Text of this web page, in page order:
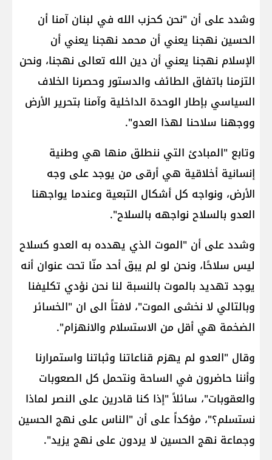
وشدد على أن "نحن كحزب الله في ​لبنان​ آمنا أن
الحسين نهجنا يعني أن ​محمد​ نهجنا يعني أن
الإسلام نهجنا يعني أن دين الله تعالى نهجنا، ونحن
التزمنا باتفاق الطائف والدستور وحصرنا الخلاف
السياسي بإطار الوحدة الداخلية وآمنا بتحرير الأرض
ووجهنا سلاحنا لهذا العدو".
وتابع "المبادئ التي ننطلق منها هي وطنية
إنسانية أخلاقية هي أرقى من يوجد على وجه
الأرض، ونواجه كل أشكال التبعية وعندما يواجهنا
العدو بالسلاح نواجهه بالسلاح".
وشدد على أن "الموت الذي يهدده به العدو كسلاح
ليس سلاحًا، ونحن لو لم يبق أحد منّا تحت عنوان أنه
يوجد تهديد بالموت بالنسبة لنا نحن نؤدي تكليفنا
وبالتالي لا نخشى الموت"، لافتاً الى ان "الخسائر
الضخمة هي أقل من الاستسلام والانهزام".
وقال "العدو لم يهزم قناعاتنا وثباتنا واستمرارنا
وأننا حاضرون في الساحة ونتحمل كل الصعوبات
والعقوبات"، سائلاً "إذا كنا قادرين على النصر لماذا
نستسلم؟"، مؤكداً على أن "الناس على نهج الحسين
وجماعة نهج الحسين لا يردون على نهج يزيد".